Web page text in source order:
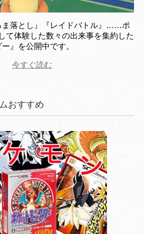
ま落とし』『レイドバトル』……ポ
て体験した数々の出来事を集約した
』を公開中です。
今すぐ読む
おすすめ